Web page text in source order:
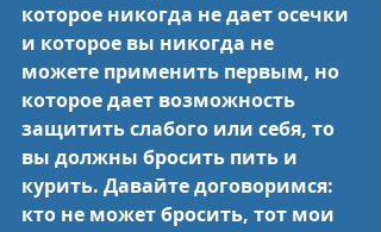
которое никогда не дает осечки
и которое вы никогда не
можете применить первым, но
которое дает возможность
защитить слабого или себя, то
вы должны бросить пить и
курить. Давайте договоримся:
кто не может бросить, тот мои